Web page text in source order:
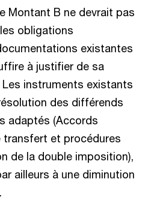
Montant B ne devrait pas
obligations
existantes
à justifier de sa
instruments existants
des différends
adaptés (Accords
transfert et procédures
de la double imposition),
ailleurs à une diminution